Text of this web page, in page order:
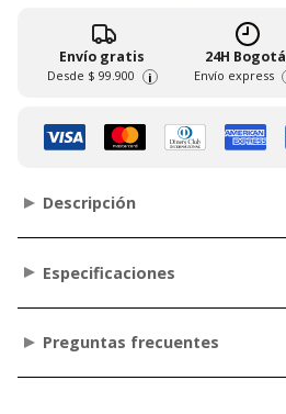
Envío gratis
Desde $ 99.900 i
24H Bogotá
Envío express
Descripción
Especificaciones
Preguntas frecuentes